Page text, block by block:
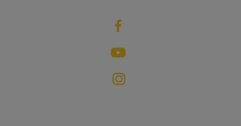
fb
You Tube
instagram